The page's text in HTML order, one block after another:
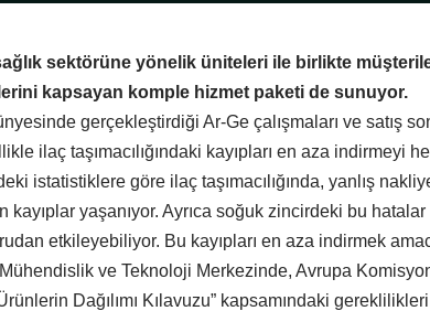
sektörüne yönelik üniteleri ile birlikte
kapsayan komple hizmet paketi de sunuyor.
gerçekleştirdiği Ar-Ge çalışmaları ve satış
ilaç taşımacılığındaki kayıpları en aza indirmeyi
istatistiklere göre ilaç taşımacılığında, yanlış
kayıplar yaşanıyor. Ayrıca soğuk zincirdeki bu
etkileyebiliyor. Bu kayıpları en aza indirmek
ve Teknoloji Merkezinde, Avrupa
Dağılımı Kılavuzu” kapsamındaki